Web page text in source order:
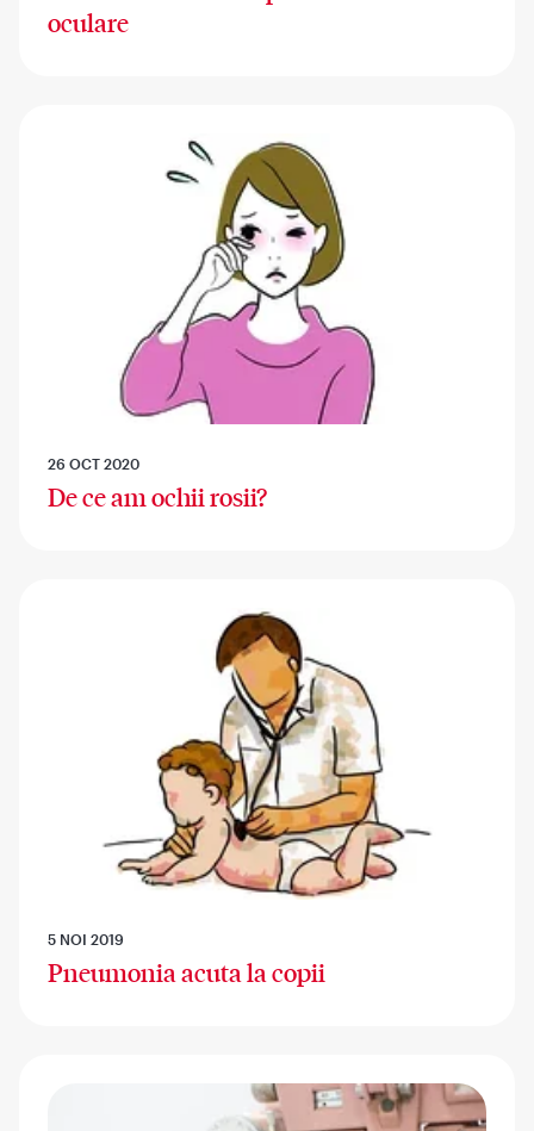
oculare
26 OCT 2020
De ce am ochii rosii?
5 NOI 2019
Pneumonia acuta la copii